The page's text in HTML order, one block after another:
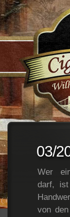
03/
Wer
darf,
von